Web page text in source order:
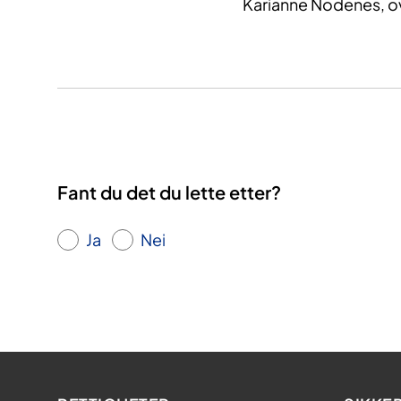
Karianne Nodenes,
Fant du det du lette etter?
Ja Nei